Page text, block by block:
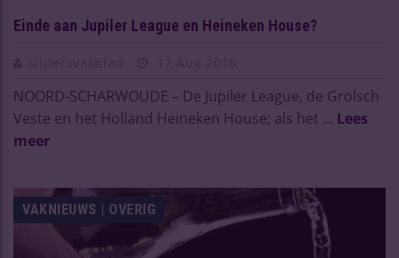
Einde aan Jupiler League en Heineken House?
NOORD-SCHARWOUDE – De Jupiler League, de Grolsch
Veste en het Holland Heineken House; als het ... Lees
meer
VAKNIEUWS | OVERIG